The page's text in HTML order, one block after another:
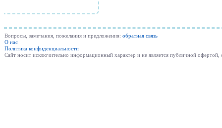
Вопросы, замечания, пожелания и предложения: обратная связь
О нас
Политика конфиденциальности
Cайт носит исключительно информационный характер и не является публичной